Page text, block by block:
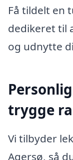
Få tildelt en
dedikeret til
og udnytte
trygge
Vi tilbyder
Agersø, så